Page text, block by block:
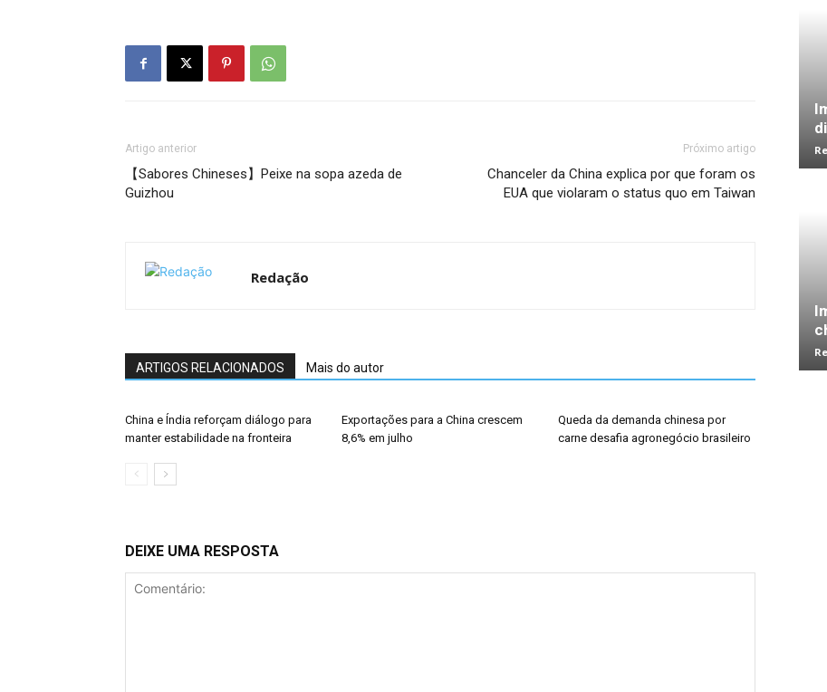
Artigo anterior
【Sabores Chineses】Peixe na sopa azeda de
Guizhou
Próximo artigo
Chanceler da China explica por que foram os
EUA que violaram o status quo em Taiwan
Redação
ARTIGOS RELACIONADOS Mais do autor
China e Índia reforçam diálogo para
manter estabilidade na fronteira
Exportações para a China crescem
8,6% em julho
Queda da demanda chinesa por
carne desafia agronegócio brasileiro
DEIXE UMA RESPOSTA